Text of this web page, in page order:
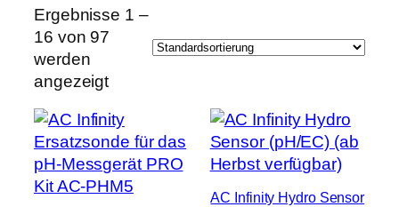
Ergebnisse 1 –
16 von 97
werden
angezeigt
AC Infinity Hydro Sensor